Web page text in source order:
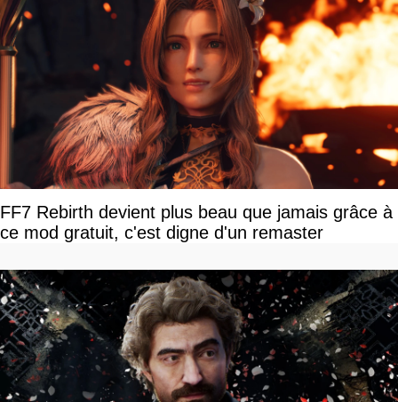
FF7 Rebirth devient plus beau que jamais grâce à
ce mod gratuit, c'est digne d'un remaster